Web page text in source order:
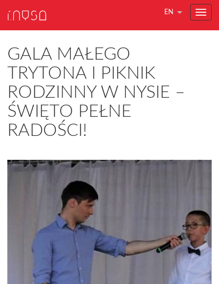
EN
GALA MAŁEGO
TRYTONA I PIKNIK
RODZINNY W NYSIE –
ŚWIĘTO PEŁNE
RADOŚCI!